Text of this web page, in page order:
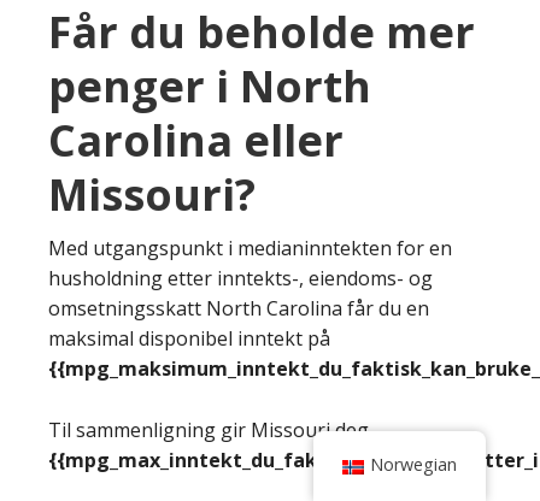
Får du beholde mer
penger i North
Carolina eller
Missouri?
Med utgangspunkt i medianinntekten for en
husholdning etter inntekts-, eiendoms- og
omsetningsskatt North Carolina får du en
maksimal disponibel inntekt på
Til sammenligning gir Missouri deg
Norwegian